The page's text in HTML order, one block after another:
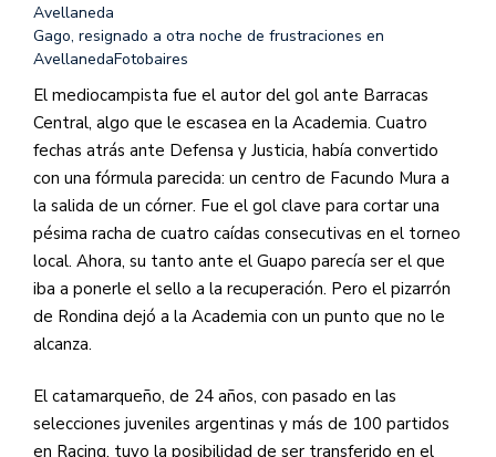
Gago, resignado a otra noche de frustraciones en
AvellanedaFotobaires
El mediocampista fue el autor del gol ante Barracas
Central, algo que le escasea en la Academia. Cuatro
fechas atrás ante Defensa y Justicia, había convertido
con una fórmula parecida: un centro de Facundo Mura a
la salida de un córner. Fue el gol clave para cortar una
pésima racha de cuatro caídas consecutivas en el torneo
local. Ahora, su tanto ante el Guapo parecía ser el que
iba a ponerle el sello a la recuperación. Pero el pizarrón
de Rondina dejó a la Academia con un punto que no le
alcanza.
El catamarqueño, de 24 años, con pasado en las
selecciones juveniles argentinas y más de 100 partidos
en Racing, tuvo la posibilidad de ser transferido en el